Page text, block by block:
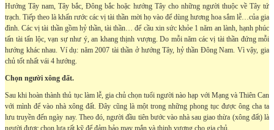
Hướng Tây nam, Tây bắc, Đông bắc hoặc hướng Tây cho những người thuộc về Tây tứ
trạch. Tiếp theo là khấn rước các vị tài thần mời họ vào để dùng hương hoa sắm lễ…của gia
đình. Các vị tài thần gồm hỷ thần, tài thần… để cầu xin sức khỏe 1 năm an lành, hạnh phúc
tấn tài tấn lộc, vạn sự như ý, an khang thịnh vượng. Do mỗi năm các vị tài thần đứng mỗi
hướng khác nhau. Ví dụ: năm 2007 tài thần ở hướng Tây, hỷ thần Đông Nam. Vì vậy, gia
chủ tốt nhất vái 4 hướng.
Chọn người xông đất.
Sau khi hoàn thành thủ tục làm lễ, gia chủ chọn tuổi người nào hạp với Mạng và Thiên Can
với mình để vào nhà xông đất. Đây cũng là một trong những phong tục được ông cha ta
lưu truyền đến ngày nay. Theo đó, người đầu tiên bước vào nhà sau giao thừa (xông đất) là
người được chọn lựa rất kỹ để đảm bảo may mắn và thịnh vượng cho gia chủ.